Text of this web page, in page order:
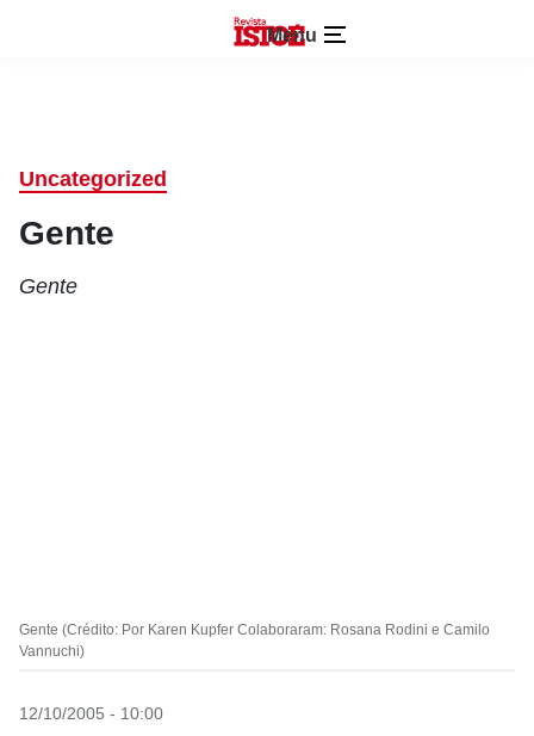
Menu
Uncategorized
Gente
Gente
Gente (Crédito: Por Karen Kupfer Colaboraram: Rosana Rodini e Camilo
Vannuchi)
12/10/2005 - 10:00